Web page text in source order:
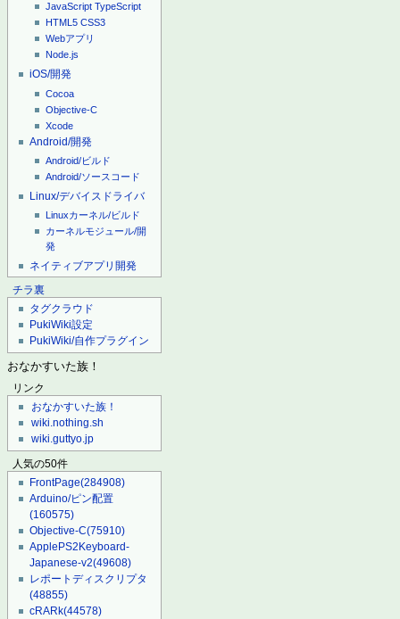
JavaScript TypeScript
HTML5 CSS3
Webアプリ
Node.js
iOS/開発
Cocoa
Objective-C
Xcode
Android/開発
Android/ビルド
Android/ソースコード
Linux/デバイスドライバ
Linuxカーネル/ビルド
カーネルモジュール/開
発
ネイティブアプリ開発
チラ裏
タグクラウド
PukiWiki設定
PukiWiki/自作プラグイン
おなかすいた族！
リンク
おなかすいた族！
wiki.nothing.sh
wiki.guttyo.jp
人気の50件
FrontPage(284908)
Arduino/ピン配置
(160575)
Objective-C(75910)
ApplePS2Keyboard-
Japanese-v2(49608)
レポートディスクリプタ
(48855)
cRARk(44578)